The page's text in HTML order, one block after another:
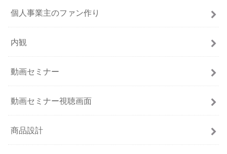
個人事業主のファン作り
内観
動画セミナー
動画セミナー視聴画面
商品設計